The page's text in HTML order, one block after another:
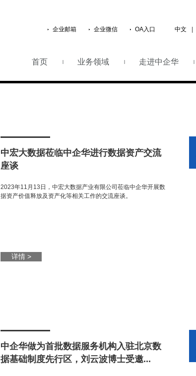
企业邮箱 企业微信 OA入口 中文
首页 业务领域 走进中企华
中宏大数据莅临中企华进行数据资产交流
座谈
2023年11月13日，中宏大数据产业有限公司莅临中企华开展数
据资产价值释放及资产化等相关工作的交流座谈。
详情 >
中企华做为首批数据服务机构入驻北京数
据基础制度先行区，刘云波博士受邀...